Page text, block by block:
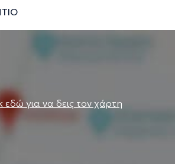
εδώ για να δεις τον χάρτη